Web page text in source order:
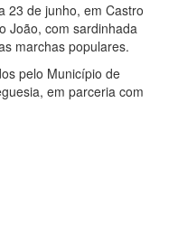
23 de junho, em Castro
João, com sardinhada
marchas populares.
pelo Município de
em parceria com